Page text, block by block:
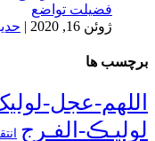
فضیلت تواضع
ژوئن 16, 2020
|
برچسب ها
اللهم-عجل-
لولیـڪ-الفـرج